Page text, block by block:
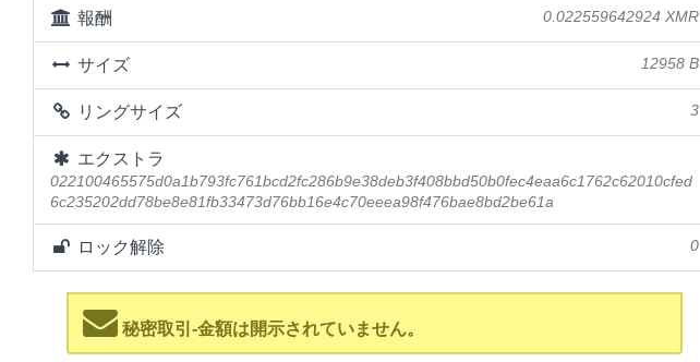
報酬 0.022559642924 XMR
サイズ 12958 B
リングサイズ 3
エクストラ
022100465575d0a1b793fc761bcd2fc286b9e38deb3f408bbd50b0fec4eaa6c1762c62010cfed
6c235202dd78be8e81fb33473d76bb16e4c70eeea98f476bae8bd2be61a
ロック解除 0
秘密取引-金額は開示されていません。